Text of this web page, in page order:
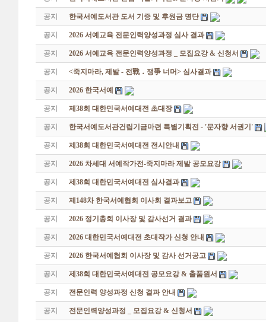
공지 한국서예도서관 도서 기증 및 후원금 명단
공지 2026 서예교육 전문인력양성과정 심사 결과
공지 2026 서예교육 전문인력양성과정 _ 모집요강 & 신청서
공지 <죽지마라, 제발 - 전戰 ․ 쟁爭 너머> 심사결과
공지 2026 한국서예
공지 제38회 대한민국서예대전 초대장
공지 한국서예도서관건립기금마련 특별기획전 - '문자향 서권기'
공지 제38회 대한민국서예대전 전시안내
공지 2026 차세대 서예작가전-죽지마라 제발 공모요강
공지 제38회 대한민국서예대전 심사결과
공지 제148차 한국서예협회 이사회 결과보고
공지 2026 정기총회 이사장 및 감사선거 결과
공지 2026 대한민국서예대전 초대작가 신청 안내
공지 2026 한국서예협회 이사장 및 감사 선거공고
공지 제38회 대한민국서예대전 공모요강 & 출품원서
공지 전문인력 양성과정 신청 결과 안내
공지 전문인력양성과정 _ 모집요강 & 신청서